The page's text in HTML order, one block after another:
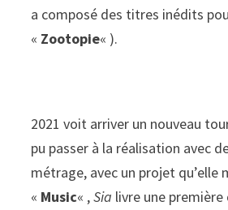
a composé des titres inédits
« Zootopie« ).
2021 voit arriver un nouveau
pu passer à la réalisation avec
métrage, avec un projet qu’elle
« Music« ,Sia livre une